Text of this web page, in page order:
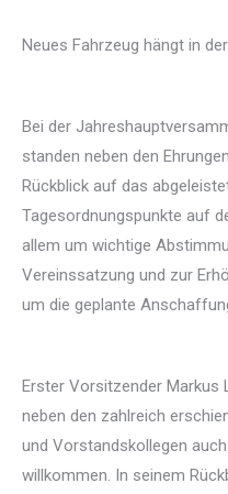
Neues Fahrzeug hängt in
Bei der
standen neben den
Rückblick auf das
Tagesordnungspunkte auf
allem um wichtige
Vereinssatzung und zur
um die geplante
Erster Vorsitzender Markus
neben den zahlreich
und Vorstandskollegen
willkommen. In seinem